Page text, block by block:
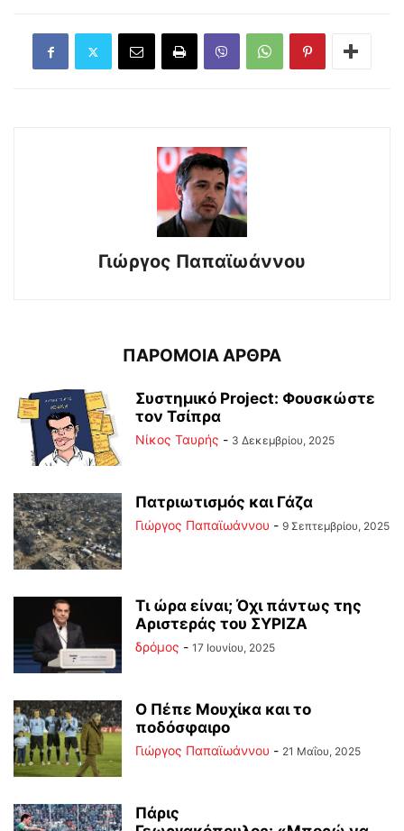
Γιώργος Παπαϊωάννου
ΠΑΡΟΜΟΙΑ ΑΡΘΡΑ
Συστημικό Project: Φουσκώστε
τον Τσίπρα
Νίκος Ταυρής - 3 Δεκεμβρίου, 2025
Πατριωτισμός και Γάζα
Γιώργος Παπαϊωάννου - 9 Σεπτεμβρίου, 2025
Τι ώρα είναι; Όχι πάντως της
Αριστεράς του ΣΥΡΙΖΑ
δρόμος - 17 Ιουνίου, 2025
Ο Πέπε Μουχίκα και το
ποδόσφαιρο
Γιώργος Παπαϊωάννου - 21 Μαΐου, 2025
Πάρις